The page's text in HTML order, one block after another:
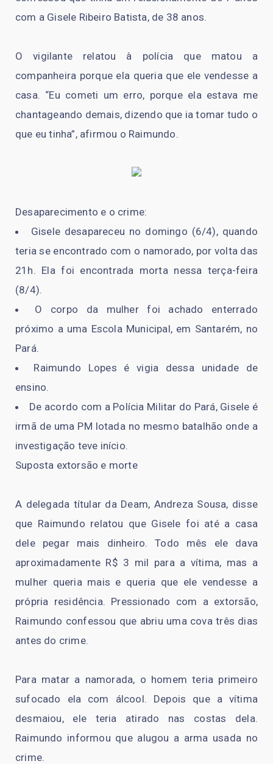
com a Gisele Ribeiro Batista, de 38 anos.
O vigilante relatou à polícia que matou a
companheira porque ela queria que ele vendesse a
casa. “Eu cometi um erro, porque ela estava me
chantageando demais, dizendo que ia tomar tudo o
que eu tinha”, afirmou o Raimundo.
Desaparecimento e o crime:
Gisele desapareceu no domingo (6/4), quando
teria se encontrado com o namorado, por volta das
21h. Ela foi encontrada morta nessa terça-feira
(8/4).
O corpo da mulher foi achado enterrado
próximo a uma Escola Municipal, em Santarém, no
Pará.
Raimundo Lopes é vigia dessa unidade de
ensino.
De acordo com a Polícia Militar do Pará, Gisele é
irmã de uma PM lotada no mesmo batalhão onde a
investigação teve início.
Suposta extorsão e morte
A delegada títular da Deam, Andreza Sousa, disse
que Raimundo relatou que Gisele foi até a casa
dele pegar mais dinheiro. Todo mês ele dava
aproximadamente R$ 3 mil para a vítima, mas a
mulher queria mais e queria que ele vendesse a
própria residência. Pressionado com a extorsão,
Raimundo confessou que abriu uma cova três dias
antes do crime.
Para matar a namorada, o homem teria primeiro
sufocado ela com álcool. Depois que a vítima
desmaiou, ele teria atirado nas costas dela.
Raimundo informou que alugou a arma usada no
crime.